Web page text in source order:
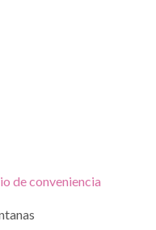
de conveniencia